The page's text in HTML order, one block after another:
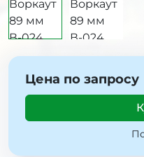
Цена по запросу